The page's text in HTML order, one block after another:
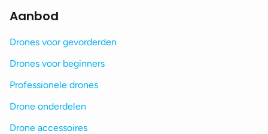
Aanbod
Drones voor gevorderden
Drones voor beginners
Professionele drones
Drone onderdelen
Drone accessoires